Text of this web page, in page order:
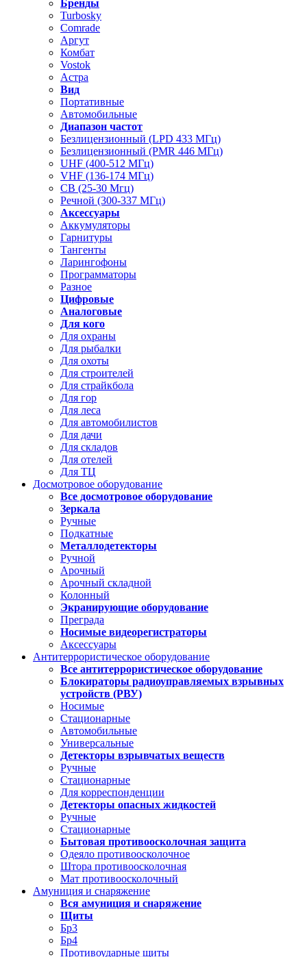
Бренды
Turbosky
Comrade
Аргут
Комбат
Vostok
Астра
Вид
Портативные
Автомобильные
Диапазон частот
Безлицензионный (LPD 433 МГц)
Безлицензионный (PMR 446 МГц)
UHF (400-512 МГц)
VHF (136-174 МГц)
CB (25-30 Мгц)
Речной (300-337 МГц)
Аксессуары
Аккумуляторы
Гарнитуры
Тангенты
Ларингофоны
Программаторы
Разное
Цифровые
Аналоговые
Для кого
Для охраны
Для рыбалки
Для охоты
Для строителей
Для страйкбола
Для гор
Для леса
Для автомобилистов
Для дачи
Для складов
Для отелей
Для ТЦ
Досмотровое оборудование
Все досмотровое оборудование
Зеркала
Ручные
Подкатные
Металлодетекторы
Ручной
Арочный
Арочный складной
Колонный
Экранирующие оборудование
Преграда
Носимые видеорегистраторы
Аксессуары
Антитеррористическое оборудование
Все антитеррористическое оборудование
Блокираторы радиоуправляемых взрывных
устройств (РВУ)
Носимые
Стационарные
Автомобильные
Универсальные
Детекторы взрывчатых веществ
Ручные
Стационарные
Для корреспонденции
Детекторы опасных жидкостей
Ручные
Стационарные
Бытовая противоосколочная защита
Одеяло противоосколочное
Штора противоосколочная
Мат противоосколочный
Амуниция и снаряжение
Вся амуниция и снаряжение
Щиты
Бр3
Бр4
Противоударные щиты